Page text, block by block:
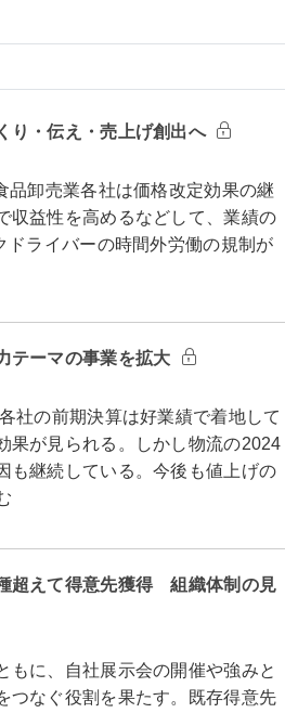
り・伝え・売上げ創出へ
卸売業各社は価格改定効果の継
収益性を高めるなどして、業績の
ライバーの時間外労働の規制が
テーマの事業を拡大
の前期決算は好業績で着地して
果が見られる。しかし物流の2024
も継続している。今後も値上げの
超えて得意先獲得 組織体制の見
に、自社展示会の開催や強みと
つなぐ役割を果たす。既存得意先